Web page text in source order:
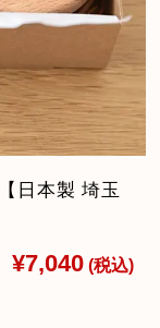
日本製 埼玉
¥7,040 (税込)